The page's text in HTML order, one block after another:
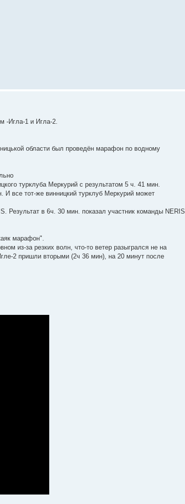
-Игла-1 и Игла-2.
области был проведён марафон по водному
турклуба Меркурий с результатом 5 ч. 41 мин.
И все тот-же винницкий турклуб Меркурий может
Результат в 6ч. 30 мин. показал участник команды NERIS
марафон".
из-за резких волн, что-то ветер разыгрался не на
2 пришли вторыми (2ч 36 мин), на 20 минут после